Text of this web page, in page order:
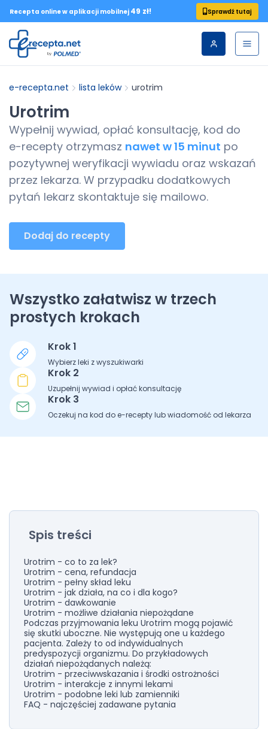
Recepta online w aplikacji mobilnej 49 zł! Sprawdź tutaj
e-recepta.net lista leków urotrim
Urotrim
Wypełnij wywiad, opłać konsultację, kod do
e-recepty otrzymasz nawet w 15 minut po
pozytywnej weryfikacji wywiadu oraz wskazań
przez lekarza. W przypadku dodatkowych
pytań lekarz skontaktuje się mailowo.
Dodaj do recepty
Wszystko załatwisz w trzech
prostych krokach
Krok 1
Wybierz leki z wyszukiwarki
Krok 2
Uzupełnij wywiad i opłać konsultację
Krok 3
Oczekuj na kod do e-recepty lub wiadomość od lekarza
Spis treści
Urotrim - co to za lek?
Urotrim - cena, refundacja
Urotrim - pełny skład leku
Urotrim - jak działa, na co i dla kogo?
Urotrim - dawkowanie
Urotrim - możliwe działania niepożądane
Podczas przyjmowania leku Urotrim mogą pojawić
się skutki uboczne. Nie występują one u każdego
pacjenta. Zależy to od indywidualnych
predyspozycji organizmu. Do przykładowych
działań niepożądanych należą:
Urotrim - przeciwwskazania i środki ostrożności
Urotrim - interakcje z innymi lekami
Urotrim - podobne leki lub zamienniki
FAQ - najczęściej zadawane pytania